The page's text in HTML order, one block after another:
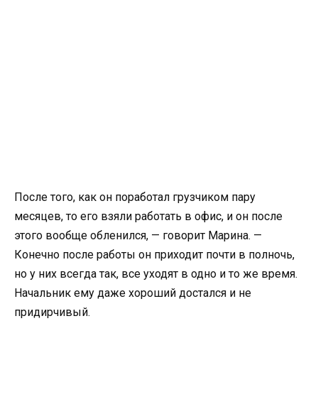
После того, как он поработал грузчиком пару
месяцев, то его взяли работать в офис, и он после
этого вообще обленился, — говорит Марина. —
Конечно после работы он приходит почти в полночь,
но у них всегда так, все уходят в одно и то же время.
Начальник ему даже хороший достался и не
придирчивый.